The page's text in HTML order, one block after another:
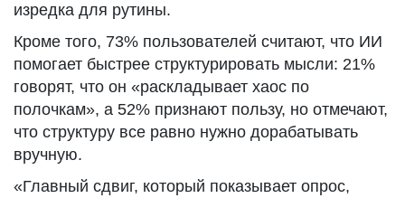
изредка для рутины.
Кроме того, 73% пользователей считают, что ИИ
помогает быстрее структурировать мысли: 21%
говорят, что он «раскладывает хаос по
полочкам», а 52% признают пользу, но отмечают,
что структуру все равно нужно дорабатывать
вручную.
«Главный сдвиг, который показывает опрос,